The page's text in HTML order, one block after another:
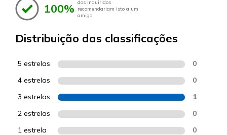
100% dos inquiridos
recomendariam isto a um
amigo.
Distribuição das classificações
5 estrelas 0
4 estrelas 0
3 estrelas 1
2 estrelas 0
1 estrela 0